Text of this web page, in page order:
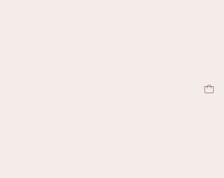
de tu muro